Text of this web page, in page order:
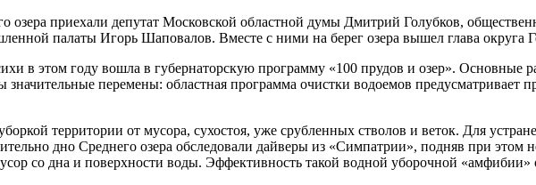
озера приехали депутат Московской областной думы Дмитрий Голубков,
палаты Игорь Шаповалов. Вместе с ними на берег озера вышел глава округа
в этом году вошла в губернаторскую программу «100 прудов и озер». Основные
значительные перемены: областная программа очистки водоемов предусматривает
территории от мусора, сухостоя, уже срубленных стволов и веток. Для
дно Среднего озера обследовали дайверы из «Симпатрии», подняв при
со дна и поверхности воды. Эффективность такой водной уборочной